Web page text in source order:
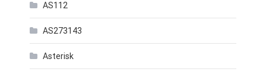
AS112
AS273143
Asterisk